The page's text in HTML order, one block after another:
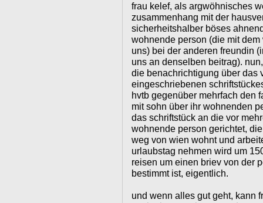
frau kelef, als argwöhnisches
zusammenhang mit der
sicherheitshalber böses
wohnende person (die mit
uns) bei der anderen freundin
uns an denselben beitrag).
die benachrichtigung über das
eingeschriebenen
hvtb gegenüber mehrfach den
mit sohn über ihr wohnenden
das schriftstück an die vor
wohnende person gerichtet,
weg von wien wohnt und
urlaubstag nehmen wird um
reisen um einen briev von der
bestimmt ist, eigentlich.
und wenn alles gut geht, kann